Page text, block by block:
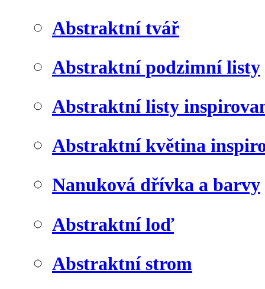
Abstraktní tvář
Abstraktní podzimní listy
Abstraktní listy
Abstraktní květina
Nanuková dřívka a barvy
Abstraktní loď
Abstraktní strom